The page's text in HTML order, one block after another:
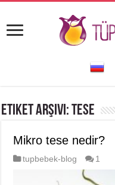
Etiket Arşivi:TESE
Mikro tese nedir?
tupbebek-blog 1